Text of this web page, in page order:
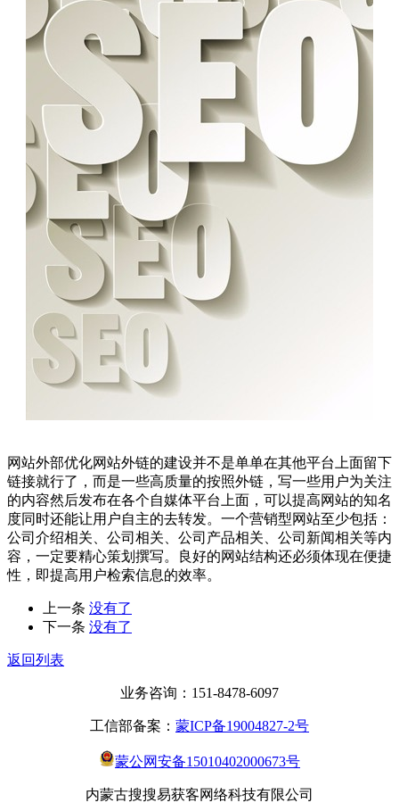
网站外部优化网站外链的建设并不是单单在其他平台上面留下
链接就行了，而是一些高质量的按照外链，写一些用户为关注
的内容然后发布在各个自媒体平台上面，可以提高网站的知名
度同时还能让用户自主的去转发。一个营销型网站至少包括：
公司介绍相关、公司相关、公司产品相关、公司新闻相关等内
容，一定要精心策划撰写。良好的网站结构还必须体现在便捷
性，即提高用户检索信息的效率。
上一条 没有了
下一条 没有了
返回列表
业务咨询：151-8478-6097
工信部备案： 蒙ICP备19004827-2号
蒙公网安备15010402000673号
内蒙古搜搜易获客网络科技有限公司